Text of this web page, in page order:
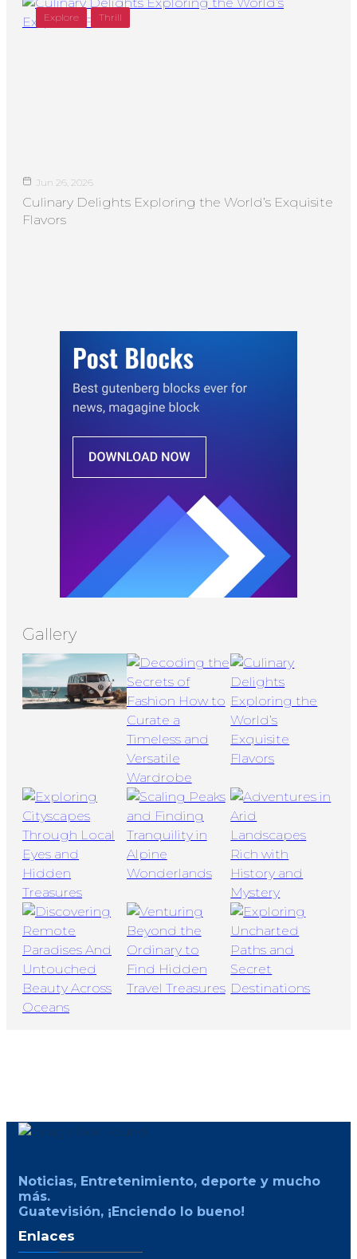
Explore Thrill
Jun 26, 2026
Culinary Delights Exploring the World’s Exquisite
Flavors
Gallery
Noticias, Entretenimiento, deporte y mucho
más.
Guatevisión, ¡Enciendo lo bueno!
Enlaces